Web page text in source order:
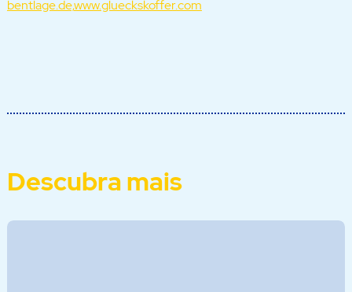
bentlage.de,www.glueckskoffer.com
Descubra mais